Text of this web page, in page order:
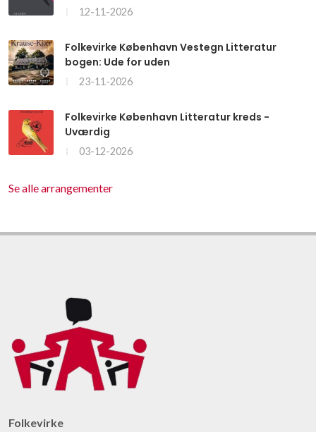
12-11-2026
Folkevirke København Vestegn Litteratur
bogen: Ude for uden
23-11-2026
Folkevirke København Litteratur kreds -
Uværdig
03-12-2026
Se alle arrangementer
Folkevirke